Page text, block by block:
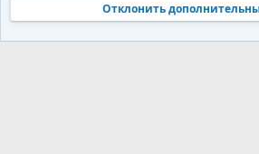
Community platform by XenForo® © 2010-2026
Jumuro®|Media embeds via s9e/MediaSites
Отклонить